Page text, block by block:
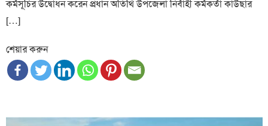
কর্মসূচির উদ্বোধন করেন প্রধান অতিথি উপজেলা নির্বাহী কর্মকর্তা কাউছার
[…]
শেয়ার করুন